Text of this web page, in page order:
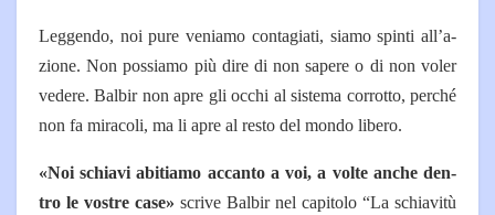
Leggendo, noi pure veniamo contagiati, siamo spinti all’a­
zione. Non possiamo più dire di non sapere o di non voler
ve­dere. Balbir non apre gli occhi al sistema corrotto, perché
non fa miracoli, ma li apre al resto del mondo libero.
«Noi schiavi abitiamo accan­to a voi, a volte anche den­
tro le vostre case» scrive Bal­bir nel capitolo “La schiavitù